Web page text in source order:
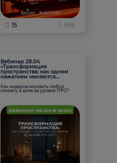
15 666
Вебинар 28.04
«Трансформация
пространства: как одним
нажатием меняются
Как модернизировать любую
комнату в доме до уровня ПРО?